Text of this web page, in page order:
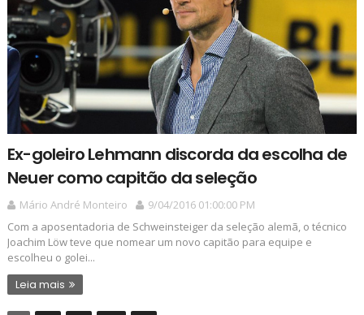
Ex-goleiro Lehmann discorda da escolha de
Neuer como capitão da seleção
Mário André Monteiro
9/04/2016 01:00:00 PM
Com a aposentadoria de Schweinsteiger da seleção alemã, o técnico
Joachim Löw teve que nomear um novo capitão para equipe e
escolheu o golei...
Leia mais